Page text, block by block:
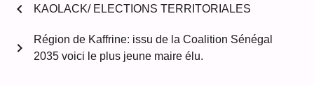
chevron_left KAOLACK/ ELECTIONS TERRITORIALES
Région de Kaffrine: issu de la Coalition Sénégal
2035 voici le plus jeune maire élu.
chevron_right